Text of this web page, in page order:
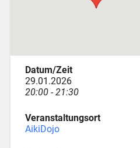
Datum/Zeit
29.01.2026
20:00 - 21:30
Veranstaltungsort
AikiDojo